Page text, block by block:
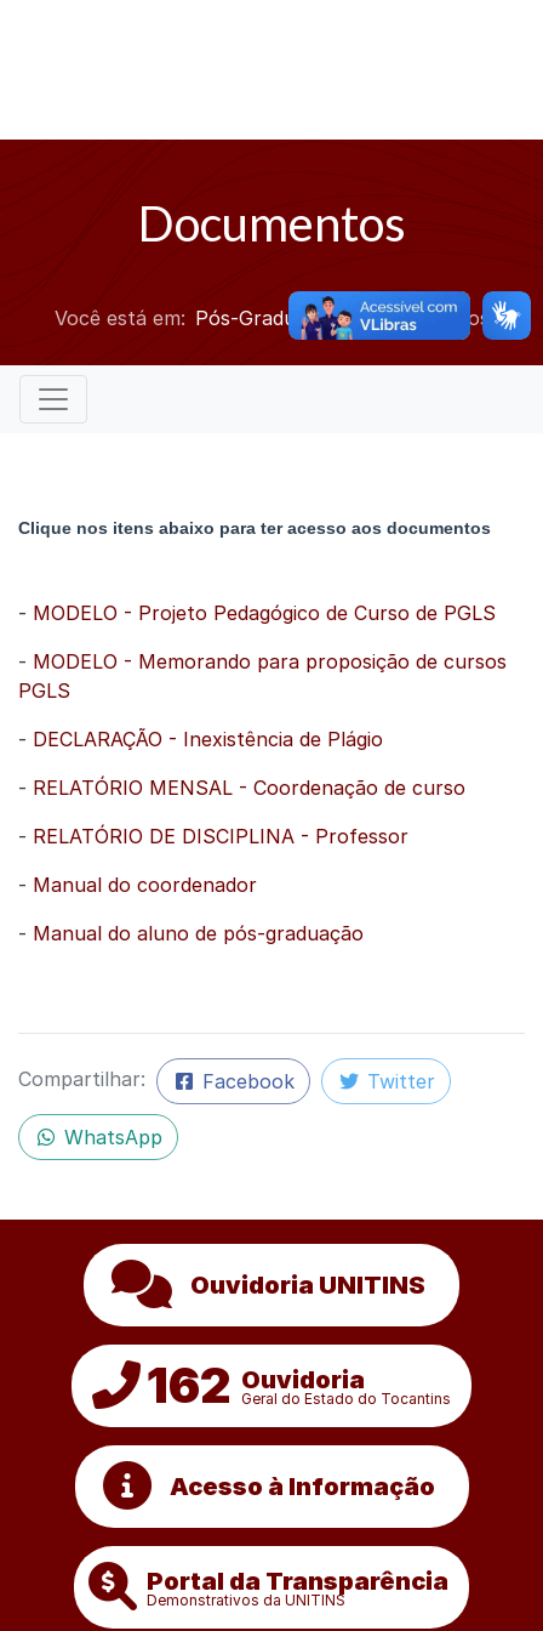
Documentos
Você está em: Pós-Graduação Documentos
Clique nos itens abaixo para ter acesso aos documentos
- MODELO - Projeto Pedagógico de Curso de PGLS
- MODELO - Memorando para proposição de cursos
PGLS
- DECLARAÇÃO - Inexistência de Plágio
- RELATÓRIO MENSAL - Coordenação de curso
- RELATÓRIO DE DISCIPLINA - Professor
- Manual do coordenador
- Manual do aluno de pós-graduação
Compartilhar: Facebook Twitter
WhatsApp
Ouvidoria UNITINS
162 Ouvidoria
Geral do Estado do Tocantins
Acesso à Informação
Portal da Transparência
Demonstrativos da UNITINS